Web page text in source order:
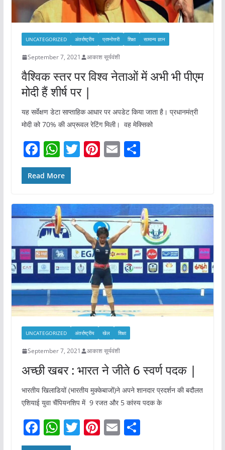
UNCATEGORIZED अंतर्राष्ट्रीय प्रश्नोत्तरी शिक्षा सामान्य ज्ञान
September 7, 2021 आकाश सूर्यवंशी
वैश्विक स्तर पर विश्व नेताओं में अभी भी पीएम
मोदी हैं शीर्ष पर |
यह सर्वेक्षण डेटा साप्ताहिक आधार पर अपडेट किया जाता है। प्रधानमंत्री
मोदी को 70% की अप्रूवल रेटिंग मिली। वह मेक्सिको
F
a
c
b
o
o
k
W
h
at
A
p
p
T Pi
st
E S
Read More
UNCATEGORIZED अंतर्राष्ट्रीय खेल शिक्षा
September 7, 2021 आकाश सूर्यवंशी
अच्छी खबर : भारत ने जीते 6 स्वर्ण पदक |
भारतीय खिलाडियों (भारतीय मुक्केबाजों)ने अपने शानदार प्रदर्शन की बदौलत
एशियाई युवा चैंपियनशिप में 9 रजत और 5 कांस्य पदक के
F
a
W
h
T Pi E S